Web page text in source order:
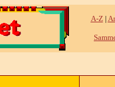
A-Z|